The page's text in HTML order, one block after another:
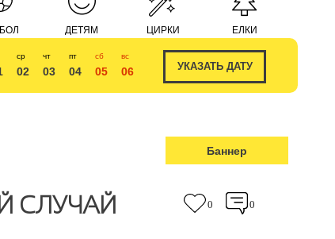
ДЕТЯМ ЦИРКИ ЕЛКИ
ср
02
чт
03
пт
04
сб
05
вс
06
Баннер
СЛУЧАЙ 0 0